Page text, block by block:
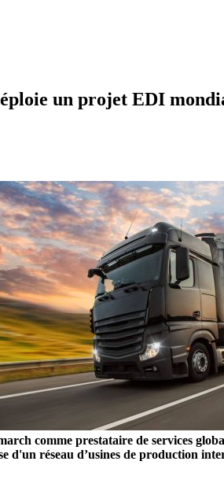
un projet EDI
comme prestataire de services
d'un réseau d’usines de production